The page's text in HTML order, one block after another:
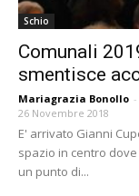
Schio
Comunali
smentisce
Mariagrazia Bonollo -
26 Novembre 2018
E' arrivato Gianni
spazio in centro
un punto di...